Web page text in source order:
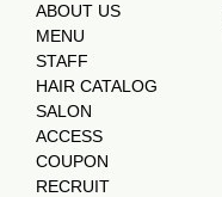
ABOUT US
MENU
STAFF
HAIR CATALOG
SALON
ACCESS
COUPON
RECRUIT